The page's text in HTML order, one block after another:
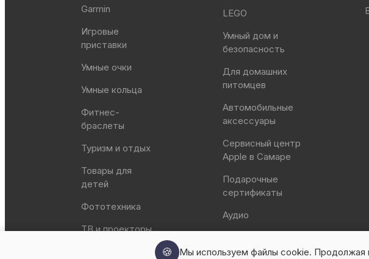
Garmin
Игровые
приставки
Умные очки
Умные кольца
Фитнес-
браслеты
Туризм и отдых
Товары для
детей
Фототехника
ТВ и проекторы
LEGO
Умный дом и
безопасность
Для домашних
питомцев
Автомобильные
аксессуары
Сервисный центр
Apple в Самаре
Подарочные
сертификаты
Аудио
🍪 Мы используем файлы cookie. Продолжая